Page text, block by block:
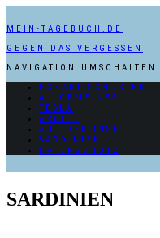
MEIN-TAGEBUCH.DE
GEGEN DAS VERGESSEN
NAVIGATION UMSCHALTEN
ECKART SCHUSTER
ALLGEMEINES
TESLA
ARBEIT
AUF DER INSEL
SARDINIEN
DATENSCHUTZ
SARDINIEN